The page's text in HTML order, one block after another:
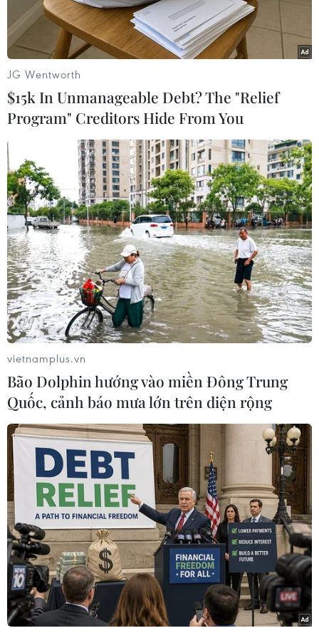
Thủy sản là một trong các mặt hàng xuất khẩu tăng trưởng
mạnh nhất của Việt Nam trong những năm đổi mới. (Ảnh: Huy
Hùng/TTXVN)
Nuôi trồng, chế biến và xuất khẩu thủy sản của
Việt Nam hiện đang là một trong những ngành
mũi nhọn, mang lại giá trị lớn cho kinh tế Việt
Nam.
Tuy nhiên, thị trường thế giới ngày càng có
thêm nhiều tiêu chí cạnh tranh như chất lượng
hàng hóa, an toàn thực phẩm, giá cả... và mặt
hàng thủy sản cũng không nằm ngoài vòng xoáy
này.
Vì vậy, các doanh nghiệp, chuyên gia ngành
thủy sản đã đặt ra vấn đề lớn cho toàn ngành, đi
tìm giải pháp nâng cao khả năng cạnh tranh
cho thủy sản Việt Nam trong thời gian tới.
Việt Nam là quốc gia đứng thứ 4 thế giới về sản
xuất, chế biến xuất khẩu thủy sản. Nhưng trở
ngại và thách thức cho toàn ngành vẫn là nguồn
nguyên liệu phục vụ cho chế biến.
JG Wentworth
$15k In Unmanageable Debt? The "Relief
Program" Creditors Hide From You
vietnamplus.vn
Bão Dolphin hướng vào miền Đông Trung
Quốc, cảnh báo mưa lớn trên diện rộng